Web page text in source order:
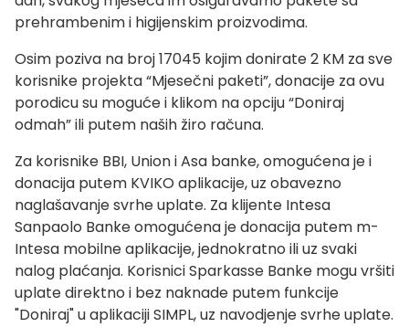
prehrambenim i higijenskim proizvodima.
Osim poziva na broj 17045 kojim donirate 2 KM za sve
korisnike projekta “Mjesečni paketi”, donacije za ovu
porodicu su moguće i klikom na opciju “Doniraj
odmah” ili putem naših žiro računa.
Za korisnike BBI, Union i Asa banke, omogućena je i
donacija putem KVIKO aplikacije, uz obavezno
naglašavanje svrhe uplate. Za klijente Intesa
Sanpaolo Banke omogućena je donacija putem m-
Intesa mobilne aplikacije, jednokratno ili uz svaki
nalog plaćanja. Korisnici Sparkasse Banke mogu vršiti
uplate direktno i bez naknade putem funkcije
"Doniraj" u aplikaciji SIMPL, uz navodjenje svrhe uplate.